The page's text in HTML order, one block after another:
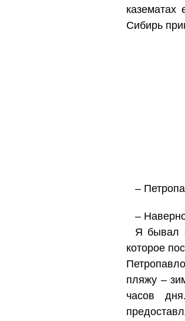
Сибирь
–
–
Я бывал
которое
пляжу –
часов